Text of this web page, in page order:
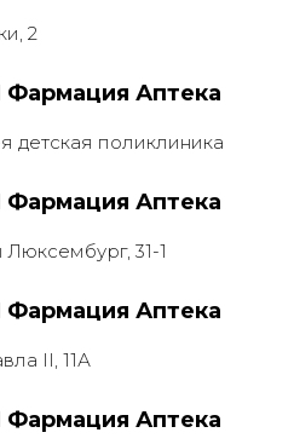
2
Аптека
детская поликлиника
Аптека
31-1
Аптека
II, 11А
Аптека